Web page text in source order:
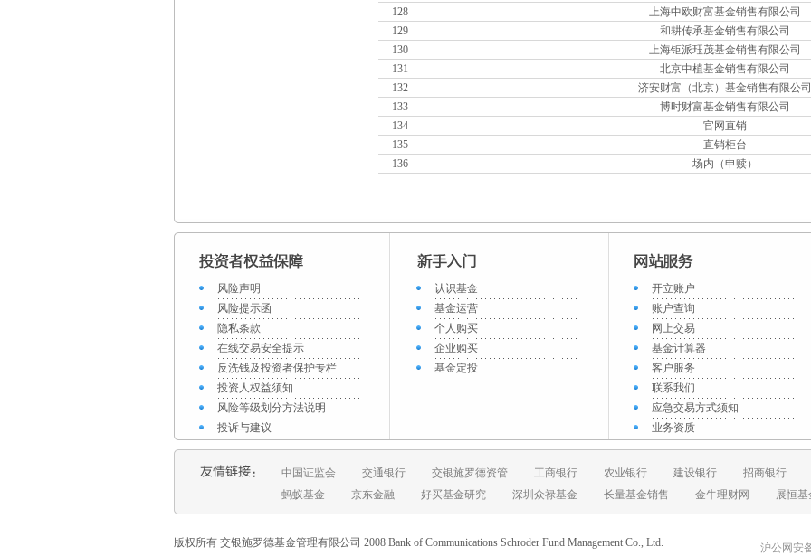
128
上海中欧财富基金销售有限公司
129
和耕传承基金销售有限公司
130
上海钜派珏茂基金销售有限公司
131
北京中植基金销售有限公司
132
济安财富（北京）基金销售有限公司
133
博时财富基金销售有限公司
134
官网直销
135
直销柜台
136
场内（申赎）
风险声明
风险提示函
隐私条款
在线交易安全提示
反洗钱及投资者保护专栏
投资人权益须知
风险等级划分方法说明
投诉与建议
认识基金
基金运营
个人购买
企业购买
基金定投
开立账户
账户查询
网上交易
基金计算器
客户服务
联系我们
应急交易方式须知
业务资质
中国证监会 交通银行 交银施罗德资管 工商银行 农业银行 建设银行
招商银行
蚂蚁基金
京东金融 好买基金研究 深圳众禄基金 长量基金销售 金牛理财网 展恒基
版权所有 交银施罗德基金管理有限公司 2008 Bank of Communications Schroder Fund Management Co., Ltd. 沪公网安